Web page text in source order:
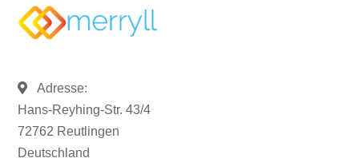
Adresse:
Hans-Reyhing-Str. 43/4
72762 Reutlingen
Deutschland